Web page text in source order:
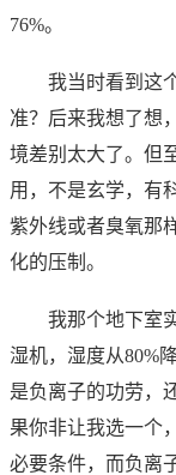
76%。
我当时看到这
准？后来我想了想
境差别太大了。但
用，不是玄学，有
紫外线或者臭氧那
化的压制。
我那个地下室
湿机，湿度从80%
是负离子的功劳，
果你非让我选一个
必要条件，而负离